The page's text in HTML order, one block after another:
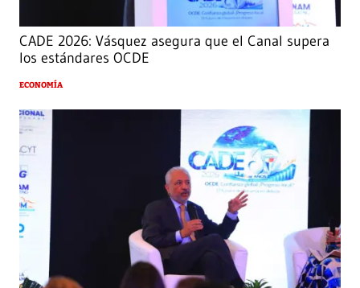
CADE 2026: Vásquez asegura que el Canal supera
los estándares OCDE
ECONOMÍA